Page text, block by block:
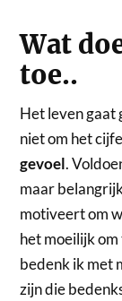
Wat
toe..
Het leven gaat
niet om het
gevoel.
maar
motiveert om
het moeilijk om
bedenk ik met
zijn die